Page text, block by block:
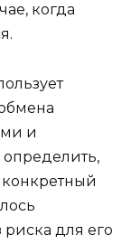
когда
и
определить,
для его